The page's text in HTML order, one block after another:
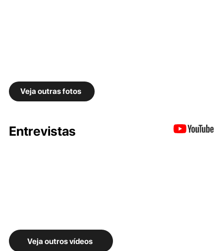
Veja outras fotos
Entrevistas
Veja outros vídeos